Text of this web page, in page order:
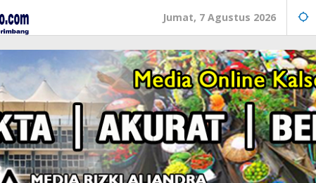
Jumat, 7 Agustus 2026